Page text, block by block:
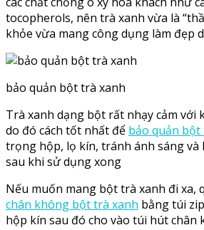
tocopherols, nên trà xanh vừa là
khỏe vừa mang công dụng làm đẹp
bảo quản bột trà xanh
Trà xanh dạng bột rất nhạy cảm với
do đó cách tốt nhất để bảo quản bột
trọng hộp, lọ kín, tránh ánh sáng và
sau khi sử dụng xong
Nếu muốn mang bột trà xanh đi xa,
chân không bột trà xanh bằng túi
hộp kín sau đó cho vào túi hút chân